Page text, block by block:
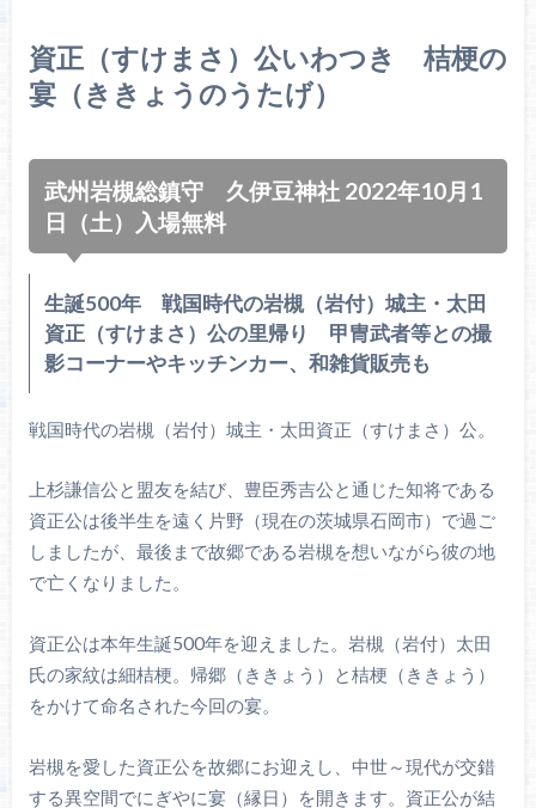
資正（すけまさ）公いわつき 桔梗の
宴（ききょうのうたげ）
武州岩槻総鎮守 久伊豆神社 2022年10月1
日（土）入場無料
生誕500年 戦国時代の岩槻（岩付）城主・太田
資正（すけまさ）公の里帰り 甲冑武者等との撮
影コーナーやキッチンカー、和雑貨販売も
戦国時代の岩槻（岩付）城主・太田資正（すけまさ）公。
上杉謙信公と盟友を結び、豊臣秀吉公と通じた知将である
資正公は後半生を遠く片野（現在の茨城県石岡市）で過ご
しましたが、最後まで故郷である岩槻を想いながら彼の地
で亡くなりました。
資正公は本年生誕500年を迎えました。岩槻（岩付）太田
氏の家紋は細桔梗。帰郷（ききょう）と桔梗（ききょう）
をかけて命名された今回の宴。
岩槻を愛した資正公を故郷にお迎えし、中世～現代が交錯
する異空間でにぎやに宴（縁日）を開きます。資正公が結